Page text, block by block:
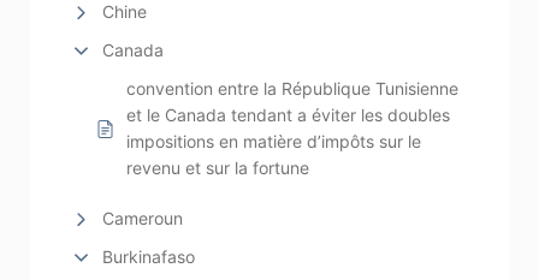
Chine
Canada
convention entre la République Tunisienne
et le Canada tendant a éviter les doubles
impositions en matière d’impôts sur le
revenu et sur la fortune
Cameroun
Burkinafaso